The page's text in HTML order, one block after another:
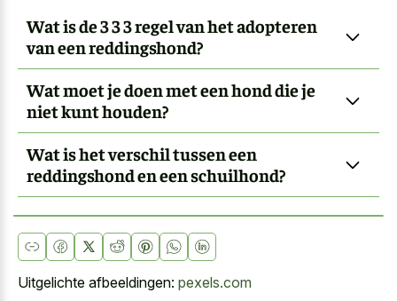
Wat is de 3 3 3 regel van het adopteren
van een reddingshond?
Wat moet je doen met een hond die je
niet kunt houden?
Wat is het verschil tussen een
reddingshond en een schuilhond?
Uitgelichte afbeeldingen: pexels.com